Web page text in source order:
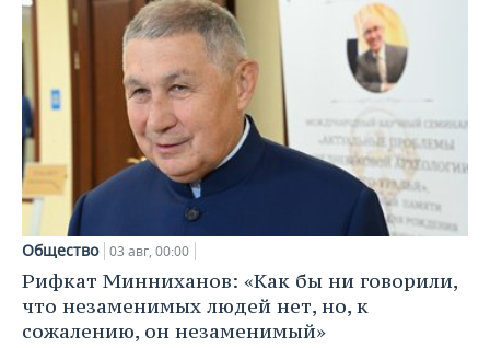
Общество 03 авг, 00:00
Рифкат Минниханов: «Как бы ни говорили,
что незаменимых людей нет, но, к
сожалению, он незаменимый»